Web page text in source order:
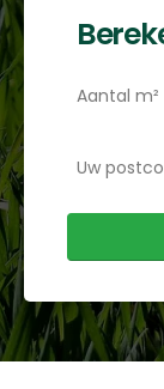
Aantal m²
Uw